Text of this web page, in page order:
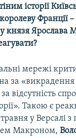
історії
Франції
князя Ярослава
мережі
за «викрадення
відсутність
Такою є
у Версалі
Макроном,